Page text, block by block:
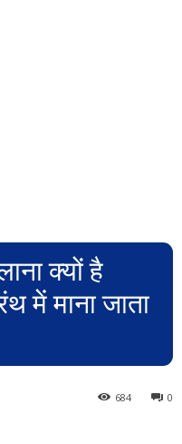
क्यों है
में माना जाता
0
684